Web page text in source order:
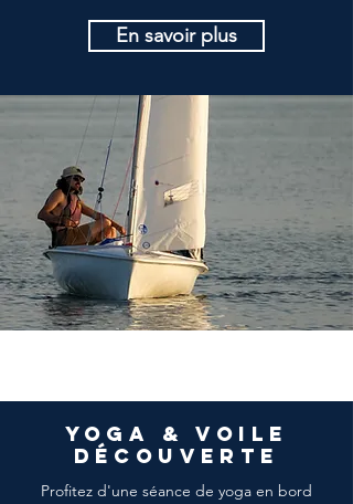
En savoir plus
YOGA & VOILE
DÉCOUVERTE
Profitez d'une séance de yoga en bord